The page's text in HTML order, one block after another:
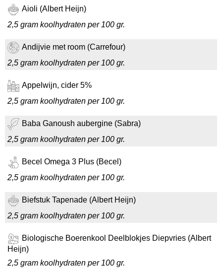
Aioli (Albert Heijn)
2,5 gram koolhydraten per 100 gr.
Andijvie met room (Carrefour)
2,5 gram koolhydraten per 100 gr.
Appelwijn, cider 5%
2,5 gram koolhydraten per 100 gr.
Baba Ganoush aubergine (Sabra)
2,5 gram koolhydraten per 100 gr.
Becel Omega 3 Plus (Becel)
2,5 gram koolhydraten per 100 gr.
Biefstuk Tapenade (Albert Heijn)
2,5 gram koolhydraten per 100 gr.
Biologische Boerenkool Deelblokjes Diepvries (Albert
Heijn)
2,5 gram koolhydraten per 100 gr.